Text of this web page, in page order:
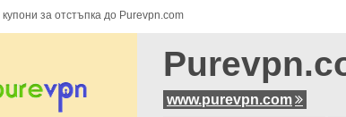
за отстъпка до Purevpn.com
www.purevpn.com